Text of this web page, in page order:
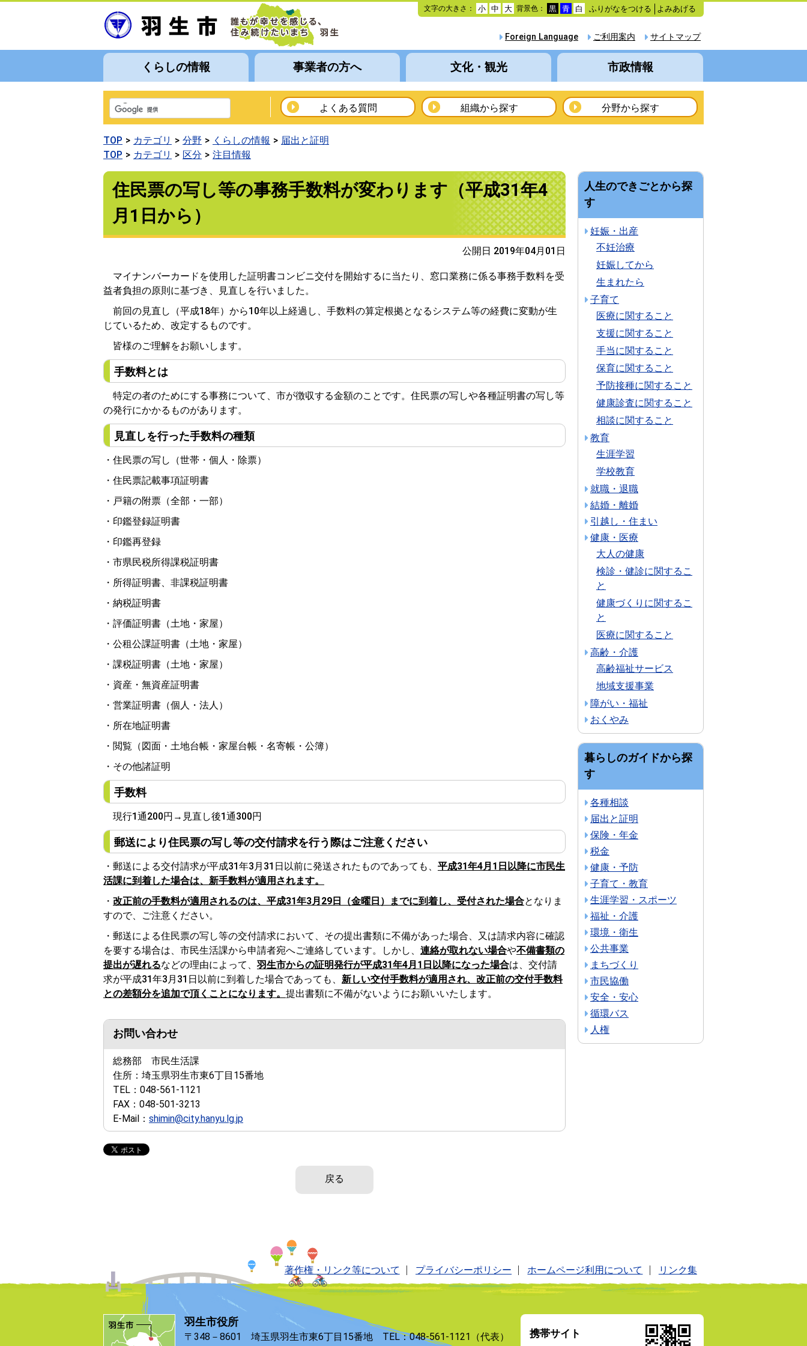
本
文
動
文字の大きさ： 小 中 大 背景色： 黒 青 白 ふりがなをつける よみあげる
サイトマップ
ご利用案内
Foreign Language
くらしの情報 事業者の方へ 文化・観光 市政情報
よくある質問 組織から探す 分野から探す
TOP カテゴリ 分野 くらしの情報
届出と証明
TOP
カテゴリ 区分 注目情報
住民票の写し等の事務手数料が変わります（平成31年4
月1日から）
公開日 2019年04月01日
マイナンバーカードを使用した証明書コンビニ交付を開始するに当たり、窓口業務に係る事務手数料を受
益者負担の原則に基づき、見直しを行いました。
前回の見直し（平成18年）から10年以上経過し、手数料の算定根拠となるシステム等の経費に変動が生
じているため、改定するものです。
皆様のご理解をお願いします。
手数料とは
特定の者のためにする事務について、市が徴収する金額のことです。住民票の写しや各種証明書の写し等
の発行にかかるものがあります。
見直しを行った手数料の種類
・住民票の写し（世帯・個人・除票）
・住民票記載事項証明書
・戸籍の附票（全部・一部）
・印鑑登録証明書
・印鑑再登録
・市県民税所得課税証明書
・所得証明書、非課税証明書
・納税証明書
・評価証明書（土地・家屋）
・公租公課証明書（土地・家屋）
・課税証明書（土地・家屋）
・資産・無資産証明書
・営業証明書（個人・法人）
・所在地証明書
・閲覧（図面・土地台帳・家屋台帳・名寄帳・公簿）
・その他諸証明
手数料
現行1通200円→見直し後1通300円
郵送により住民票の写し等の交付請求を行う際はご注意ください
・郵送による交付請求が平成31年3月31日以前に発送されたものであっても、 平成31年4月1日以降に市民生
活課に到着した場合は、新手数料が適用されます。
・ 改正前の手数料が適用されるのは、平成31年3月29日（金曜日）までに到着し、受付された場合となりま
すので、ご注意ください。
・郵送による住民票の写し等の交付請求において、その提出書類に不備があった場合、又は請求内容に確認
を要する場合は、市民生活課から申請者宛へご連絡しています。しかし、 連絡が取れない場合や不備書類の
提出が遅れるなどの理由によって、 羽生市からの証明発行が平成31年4月1日以降になった場合は、交付請
求が平成31年3月31日以前に到着した場合であっても、 新しい交付手数料が適用され、改正前の交付手数料
との差額分を追加で頂くことになります。 提出書類に不備がないようにお願いいたします。
お問い合わせ
総務部 市民生活課
住所： 埼玉県羽生市東6丁目15番地
TEL： 048-561-1121
FAX： 048-501-3213
E-Mail： shimin@city.hanyu.lg.jp
戻る
人生のできごとから探
す
妊娠・出産
不妊治療
妊娠してから
生まれたら
子育て
医療に関すること
支援に関すること
手当に関すること
保育に関すること
予防接種に関すること
健康診査に関すること
相談に関すること
教育
生涯学習
学校教育
就職・退職
結婚・離婚
引越し・住まい
健康・医療
大人の健康
検診・健診に関するこ
と
健康づくりに関するこ
と
医療に関すること
高齢・介護
高齢福祉サービス
地域支援事業
障がい・福祉
おくやみ
暮らしのガイドから探
す
各種相談
届出と証明
保険・年金
税金
健康・予防
子育て・教育
生涯学習・スポーツ
福祉・介護
環境・衛生
公共事業
まちづくり
市民協働
安全・安心
循環バス
人権
著作権・リンク等について プライバシーポリシー ホームページ利用について リンク集
羽生市役所
〒348－8601 埼玉県羽生市東6丁目15番地 TEL：048-561-1121（代表）
携帯サイト